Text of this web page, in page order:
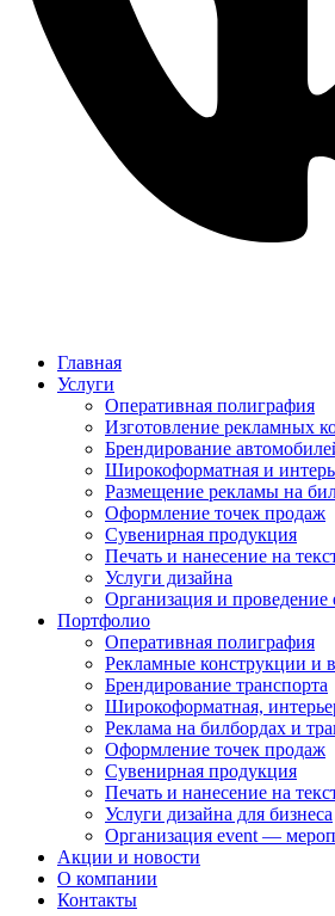
Главная
Услуги
Оперативная полиграфия
Изготовление рекламных
Брендирование
Широкоформатная и
Размещение рекламы на
Оформление точек продаж
Сувенирная продукция
Печать и нанесение на
Услуги дизайна
Организация и
Портфолио
Оперативная полиграфия
Рекламные конструкции и
Брендирование транспорта
Широкоформатная,
Реклама на билбордах и
Оформление точек продаж
Сувенирная продукция
Печать и нанесение на
Услуги дизайна для бизнеса
Организация event —
Акции и новости
О компании
Контакты